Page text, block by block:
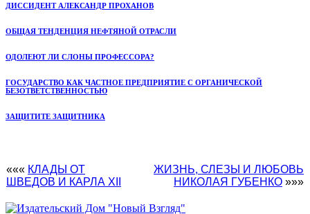
ДИССИДЕНТ АЛЕКСАНДР ПРОХАНОВ
ОБЩАЯ ТЕНДЕНЦИЯ НЕФТЯНОЙ ОТРАСЛИ
ОДОЛЕЮТ ЛИ СЛОНЫ ПРОФЕССОРА?
ГОСУДАРСТВО КАК ЧАСТНОЕ ПРЕДПРИЯТИЕ С ОРГАНИЧЕСКОЙ
БЕЗОТВЕТСТВЕННОСТЬЮ
ЗАЩИТИТЕ ЗАЩИТНИКА
««« КЛАДЫ ОТ
ШВЕДОВ И КАРЛА XII
ЖИЗНЬ, СЛЕЗЫ И ЛЮБОВЬ
НИКОЛАЯ ГУБЕНКО »»»